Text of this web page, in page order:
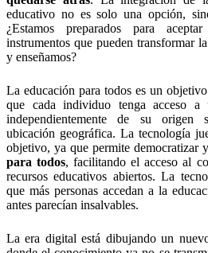
educativo no es solo una opción,
¿Estamos preparados para
instrumentos que pueden transformar
y enseñamos?
La educación para todos es un
que cada individuo tenga acceso a
independientemente de su origen
ubicación geográfica. La tecnología
objetivo, ya que permite democratizar y
para todos, facilitando el acceso al
recursos educativos abiertos. La
que más personas accedan a la
antes parecían insalvables.
La era digital está dibujando un